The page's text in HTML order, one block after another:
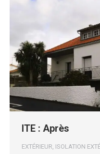
ITE : Après
EXTÉRIEUR, ISOLATION